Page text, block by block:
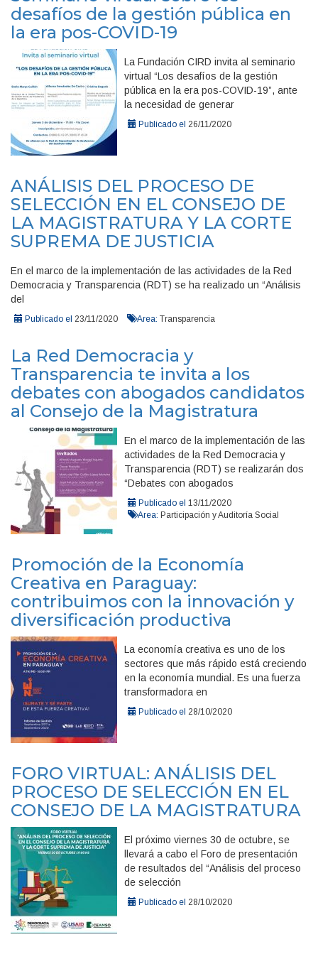
desafíos de la gestión pública en
la era pos-COVID-19
La Fundación CIRD invita al seminario
virtual “Los desafíos de la gestión
pública en la era pos-COVID-19”, ante
la necesidad de generar
Publicado el 26/11/2020
ANÁLISIS DEL PROCESO DE
SELECCIÓN EN EL CONSEJO DE
LA MAGISTRATURA Y LA CORTE
SUPREMA DE JUSTICIA
En el marco de la implementación de las actividades de la Red
Democracia y Transparencia (RDT) se ha realizado un “Análisis
del
Publicado el 23/11/2020 Area: Transparencia
La Red Democracia y
Transparencia te invita a los
debates con abogados candidatos
al Consejo de la Magistratura
En el marco de la implementación de las
actividades de la Red Democracia y
Transparencia (RDT) se realizarán dos
“Debates con abogados
Publicado el 13/11/2020
Area: Participación y Auditoría Social
Promoción de la Economía
Creativa en Paraguay:
contribuimos con la innovación y
diversificación productiva
La economía creativa es uno de los
sectores que más rápido está creciendo
en la economía mundial. Es una fuerza
transformadora en
Publicado el 28/10/2020
FORO VIRTUAL: ANÁLISIS DEL
PROCESO DE SELECCIÓN EN EL
CONSEJO DE LA MAGISTRATURA
El próximo viernes 30 de octubre, se
llevará a cabo el Foro de presentación
de resultados del “Análisis del proceso
de selección
Publicado el 28/10/2020